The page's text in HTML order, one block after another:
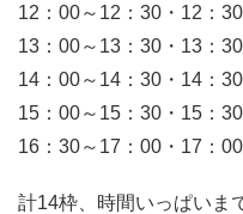
12：00～12：30・12：
13：00～13：30・13：
14：00～14：30・14：
15：00～15：30・15：
16：30～17：00・17：
計14枠、時間いっぱいま